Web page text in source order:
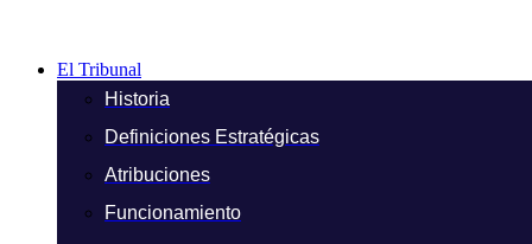
El Tribunal
Historia
Definiciones Estratégicas
Atribuciones
Funcionamiento